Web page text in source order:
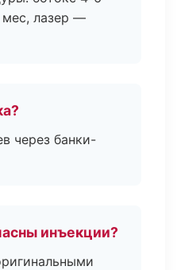
лазер —
через банки-
инъекции?